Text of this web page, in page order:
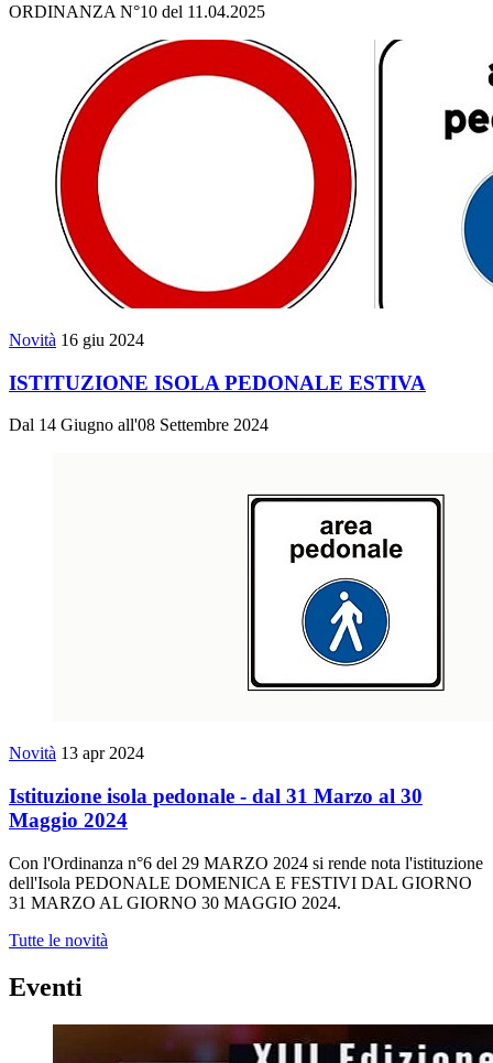
ORDINANZA N°10 del 11.04.2025
Novità 16 giu 2024
ISTITUZIONE ISOLA PEDONALE ESTIVA
Dal 14 Giugno all'08 Settembre 2024
Novità 13 apr 2024
Istituzione isola pedonale - dal 31 Marzo al 30
Maggio 2024
Con l'Ordinanza n°6 del 29 MARZO 2024 si rende nota l'istituzione
dell'Isola PEDONALE DOMENICA E FESTIVI DAL GIORNO
31 MARZO AL GIORNO 30 MAGGIO 2024.
Tutte le novità
Eventi